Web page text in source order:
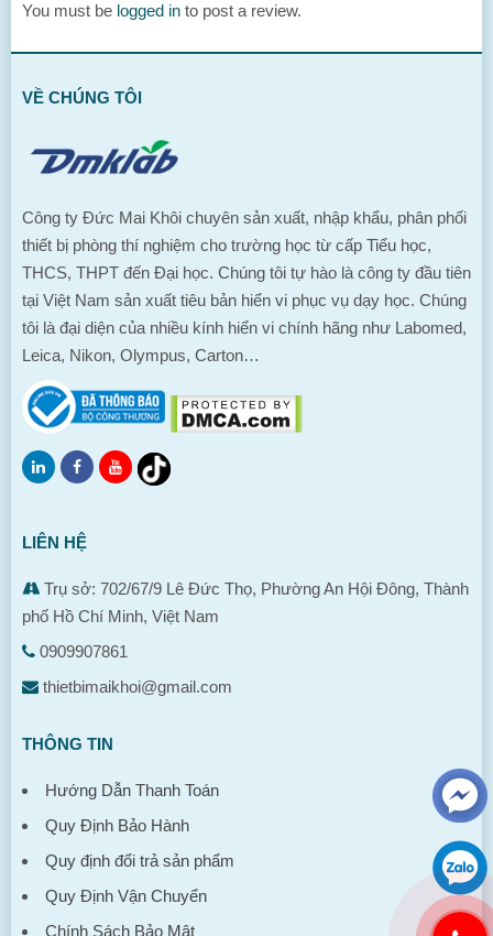
You must be logged in to post a review.
VỀ CHÚNG TÔI
Công ty Đức Mai Khôi chuyên sản xuất, nhập khẩu, phân phối
thiết bị phòng thí nghiệm cho trường học từ cấp Tiểu học,
THCS, THPT đến Đại học. Chúng tôi tự hào là công ty đầu tiên
tại Việt Nam sản xuất tiêu bản hiển vi phục vụ dạy học. Chúng
tôi là đại diện của nhiều kính hiển vi chính hãng như Labomed,
Leica, Nikon, Olympus, Carton…
LIÊN HỆ
Trụ sở: 702/67/9 Lê Đức Thọ, Phường An Hội Đông, Thành
phố Hồ Chí Minh, Việt Nam
0909907861
thietbimaikhoi@gmail.com
THÔNG TIN
Hướng Dẫn Thanh Toán
Quy Định Bảo Hành
Quy định đổi trả sản phẩm
Quy Định Vận Chuyển
Chính Sách Bảo Mật